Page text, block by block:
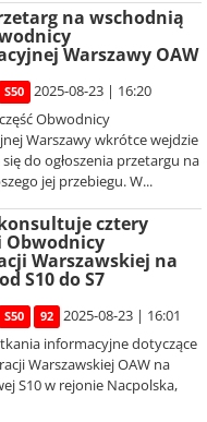
na wschodnią
Warszawy OAW
S50
2025-08-23 | 16:20
Obwodnicy
Warszawy wkrótce wejdzie
do ogłoszenia przetargu na
jej przebiegu. W...
cztery
Obwodnicy
Warszawskiej na
S10 do S7
S50 92
2025-08-23 | 16:01
informacyjne dotyczące
Warszawskiej OAW na
S10 w rejonie Nacpolska,